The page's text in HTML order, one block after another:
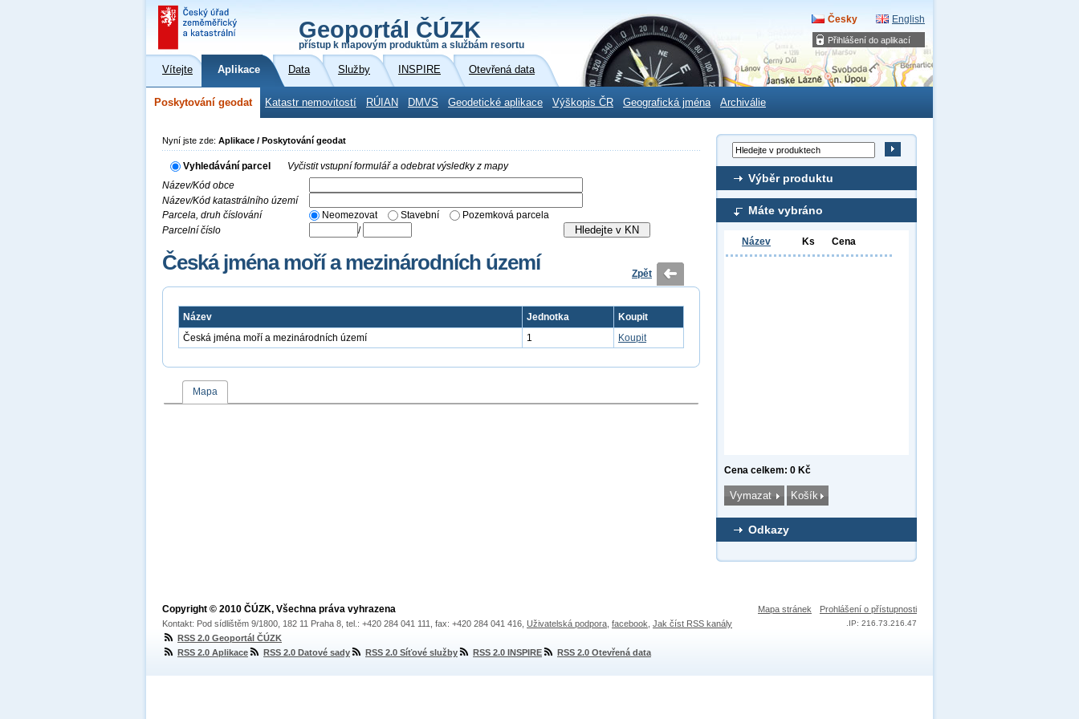
Přihlášení do aplikací
Geoportál ČÚZK
přístup k mapovým produktům a službám resortu
Česky English
Vítejte Aplikace Data Služby INSPIRE Otevřená data
Poskytování geodat Katastr nemovitostí RÚIAN DMVS Geodetické aplikace Výškopis ČR Geografická jména Archiválie
Výběr produktu
Máte vybráno
Název Ks Cena
Cena celkem: 0 Kč
Odkazy
Nyní jste zde: Aplikace / Poskytování geodat
Vyhledávání parcel
Vyčistit vstupní formulář a odebrat výsledky z mapy
Název/Kód obce
Název/Kód katastrálního území
Parcela, druh číslování
Neomezovat Stavební
Pozemková parcela
Parcelní číslo
/
Česká jména moří a mezinárodních území Zpět
Název Jednotka
Koupit
Česká jména moří a mezinárodních území
1 Koupit
Mapa
Mapa stránek Prohlášení o přístupnosti
IP: 216.73.216.47
Copyright © 2010 ČÚZK, Všechna práva vyhrazena
Kontakt: Pod sídlištěm 9/1800, 182 11 Praha 8, tel.: +420 284 041 111, fax: +420 284 041 416, Uživatelská podpora facebook Jak číst RSS kanály
RSS 2.0 Geoportál ČÚZK
RSS 2.0 Aplikace
RSS 2.0 Datové sady RSS 2.0 Síťové služby RSS 2.0 INSPIRE RSS 2.0 Otevřená data